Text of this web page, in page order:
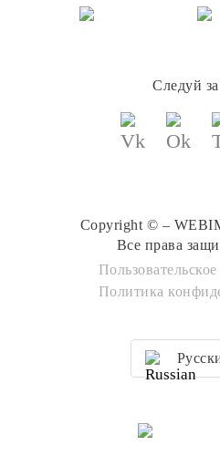
Следуй
Copyright © –
Все права
Политика